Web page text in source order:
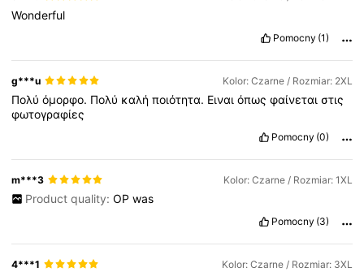
132K Obserwujący
Wonderful
Pomocny (1)
g***u Kolor: Czarne / Rozmiar: 2XL
Πολύόμορφο. Πολύ καλήποιότητα. Ειναιόπωςφαίνεταιστις
φωτογραφίες
Pomocny (0)
m***3 Kolor: Czarne / Rozmiar: 1XL
Product quality: OP was
Pomocny (3)
4***1 Kolor: Czarne / Rozmiar: 3XL